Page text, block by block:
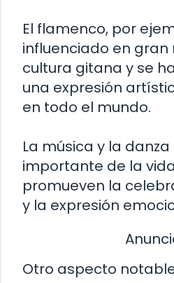
El flamenco, por
influenciado en
cultura gitana y se
una expresión
en todo el mundo.
La música y la
importante de la
promueven la
y la expresión
Otro aspecto